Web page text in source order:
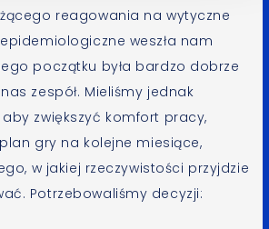
reagowania na wytyczne
weszła nam
początku była bardzo dobrze
zespół. Mieliśmy jednak
zwiększyć komfort pracy,
gry na kolejne miesiące,
w jakiej rzeczywistości przyjdzie
Potrzebowaliśmy decyzji: